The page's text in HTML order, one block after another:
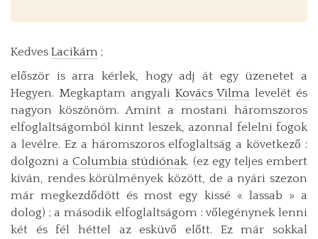
Kedves Lacikám ;
először is arra kérlek, hogy adj át egy üzenetet a
Hegyen. Megkaptam angyali Kovács Vilma levelét és
nagyon köszönöm. Amint a mostani háromszoros
elfoglaltságomból kinnt leszek, azonnal felelni fogok
a levélre. Ez a háromszoros elfoglaltság a következő :
dolgozni aColumbia stúdiónak. (ez egy teljes embert
kíván, rendes körülmények között, de a nyári szezon
már megkezdődött és most egy kissé « lassab » a
dolog) ; a második elfoglaltságom : vőlegénynek lenni
két és fél héttel az esküvő előtt. Ez már sokkal